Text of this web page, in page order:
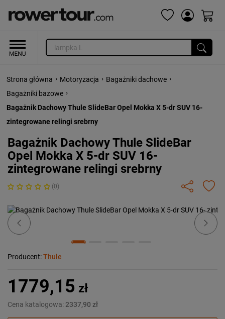
Strona główna › Motoryzacja › Bagażniki dachowe ›
Bagażniki bazowe ›
Bagażnik Dachowy Thule SlideBar Opel Mokka X 5-dr SUV 16-
zintegrowane relingi srebrny
Bagażnik Dachowy Thule SlideBar
Opel Mokka X 5-dr SUV 16-
zintegrowane relingi srebrny
(0)
Previous Next
Producent:Thule
1779,15 zł
Cena katalogowa: 2337,90 zł